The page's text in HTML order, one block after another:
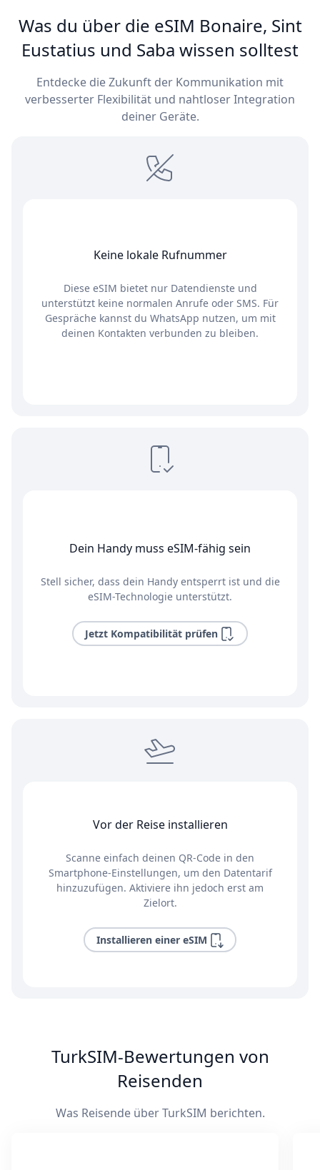
Was du über die eSIM Bonaire, Sint
Eustatius und Saba wissen solltest
Entdecke die Zukunft der Kommunikation mit
verbesserter Flexibilität und nahtloser Integration
deiner Geräte.
Keine lokale Rufnummer
Diese eSIM bietet nur Datendienste und
unterstützt keine normalen Anrufe oder SMS. Für
Gespräche kannst du WhatsApp nutzen, um mit
deinen Kontakten verbunden zu bleiben.
Dein Handy muss eSIM-fähig sein
Stell sicher, dass dein Handy entsperrt ist und die
eSIM-Technologie unterstützt.
Jetzt Kompatibilität prüfen
Vor der Reise installieren
Scanne einfach deinen QR-Code in den
Smartphone-Einstellungen, um den Datentarif
hinzuzufügen. Aktiviere ihn jedoch erst am
Zielort.
Installieren einer eSIM
TurkSIM-Bewertungen von
Reisenden
Was Reisende über TurkSIM berichten.